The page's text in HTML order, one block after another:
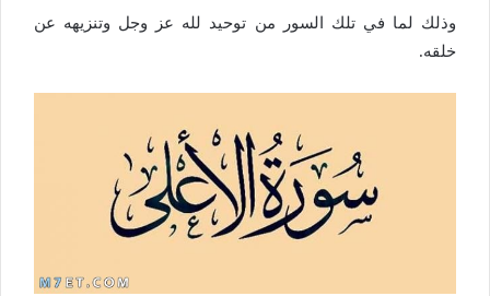
وذلك لما في تلك السور من توحيد لله عز وجل وتنزيهه عن
خلقه.